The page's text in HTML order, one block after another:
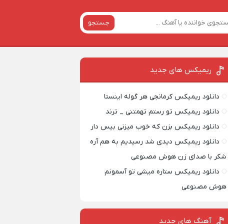
جستجو
ریمیکس‌ های جدید
دانلود ریمیکس کرمانجی هر گوله اینستا
دانلود ریمیکس تو رستم تهمتنی _ ترند
دانلود ریمیکس بزن که خوب میزنی بیس دار
دانلود ریمیکس دیدی شد رسیدیم به هم آره
شکر با صدای زن هوش مصنوعی
دانلود ریمیکس ستاره میشی تو آسمونم
هوش مصنوعی
آهنگ های جدید